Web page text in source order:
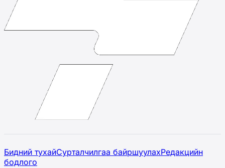
Бидний тухайСурталчилгаа байршуулахРедакцийн
бодлого